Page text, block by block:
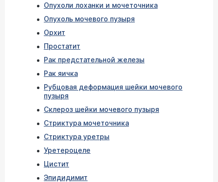
Опухоли лоханки и мочеточника
Опухоль мочевого пузыря
Орхит
Простатит
Рак предстательной железы
Рак яичка
Рубцовая деформация шейки мочевого
пузыря
Склероз шейки мочевого пузыря
Стриктура мочеточника
Стриктура уретры
Уретероцеле
Цистит
Эпидидимит